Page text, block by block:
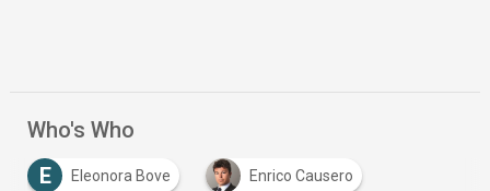
Who's Who
E
Eleonora Bove Enrico Causero